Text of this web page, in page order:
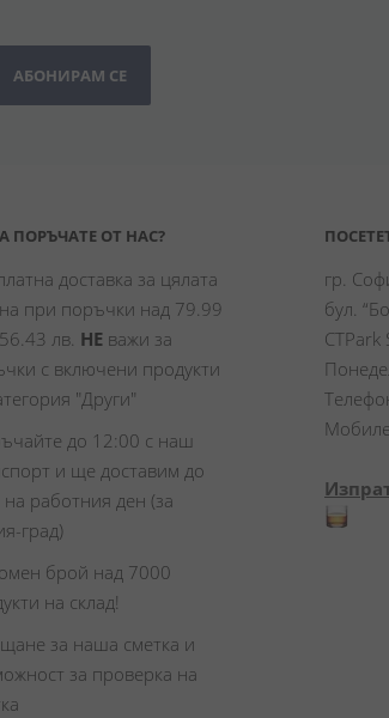
АБОНИРАМ СЕ
ПОРЪЧАТЕ ОТ НАС?
доставка за цялата
при поръчки над 79.99
лв. НЕ важи за
с включени продукти
"Други"
до 12:00 с наш
и ще доставим до
на работния ден (за
град)
брой над 7000
на склад!
за наша сметка и
за проверка на
гр.
бул.
CTPark